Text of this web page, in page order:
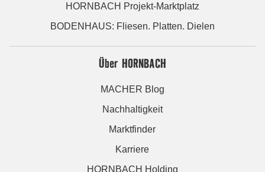
HORNBACH Projekt-Marktplatz
BODENHAUS: Fliesen. Platten. Dielen
Über HORNBACH
MACHER Blog
Nachhaltigkeit
Marktfinder
Karriere
HORNBACH Holding